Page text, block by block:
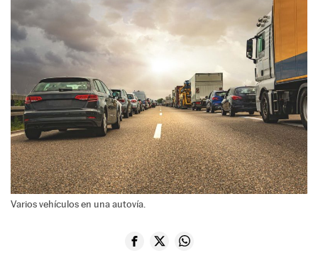
Varios vehículos en una autovía.